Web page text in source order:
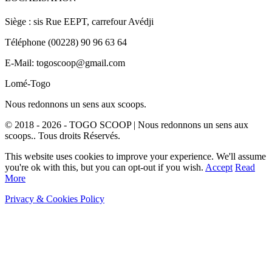
Siège : sis Rue EEPT, carrefour Avédji
Téléphone (00228) 90 96 63 64
E-Mail: togoscoop@gmail.com
Lomé-Togo
Nous redonnons un sens aux scoops.
© 2018 - 2026 - TOGO SCOOP | Nous redonnons un sens aux
scoops.. Tous droits Réservés.
This website uses cookies to improve your experience. We'll assume
you're ok with this, but you can opt-out if you wish. Accept Read
More
Privacy & Cookies Policy